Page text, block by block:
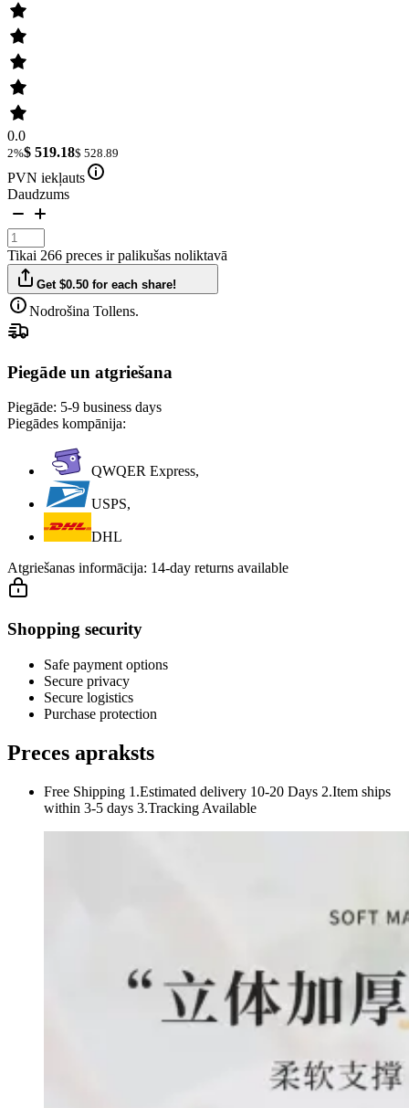
0.0
2%$ 519.18$ 528.89
PVN iekļauts
Daudzums
Tikai 266 preces ir palikušas noliktavā
Get $0.50 for each share!
Nodrošina Tollens.
Piegāde un atgriešana
Piegāde: 5-9 business days
Piegādes kompānija:
QWQER Express,
USPS,
DHL
Atgriešanas informācija: 14-day returns available
Shopping security
Safe payment options
Secure privacy
Secure logistics
Purchase protection
Preces apraksts
Free Shipping 1.Estimated delivery 10-20 Days 2.Item ships
within 3-5 days 3.Tracking Available